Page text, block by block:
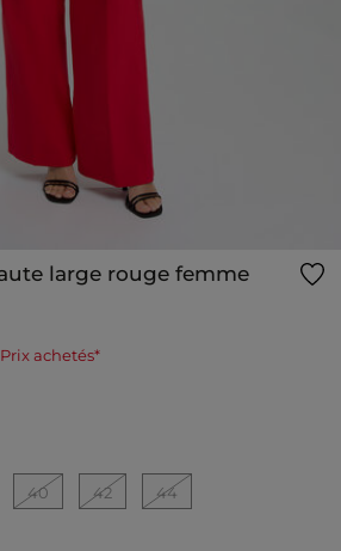
large rouge femme
achetés*
40 42 44